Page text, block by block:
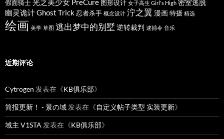
假面骑士 光之美少女 PreCure 图形设计 女子高生 Girl's High 密室逃脱
幽灵诡计 Ghost Trick 忍者杀手 概念设计 泞之翼 漫画 特摄 精选
绘画 美学 草图 逃出梦中的别墅 逆转裁判 逮捕令 音乐
近期评论
Cytrogen 发表在《KB俱乐部》
简报更新！ - 景の域 发表在《自定义帖子类型 实装更新》
域主 V1STA 发表在《KB俱乐部》